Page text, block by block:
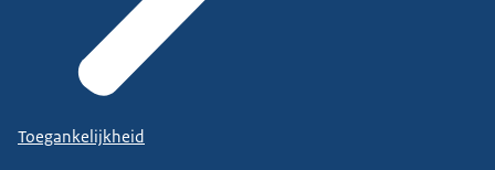
Toegankelijkheid